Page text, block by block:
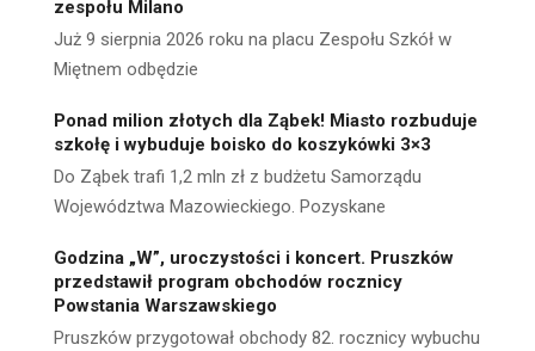
zespołu Milano
Już 9 sierpnia 2026 roku na placu Zespołu Szkół w
Miętnem odbędzie
Ponad milion złotych dla Ząbek! Miasto rozbuduje
szkołę i wybuduje boisko do koszykówki 3×3
Do Ząbek trafi 1,2 mln zł z budżetu Samorządu
Województwa Mazowieckiego. Pozyskane
Godzina „W”, uroczystości i koncert. Pruszków
przedstawił program obchodów rocznicy
Powstania Warszawskiego
Pruszków przygotował obchody 82. rocznicy wybuchu